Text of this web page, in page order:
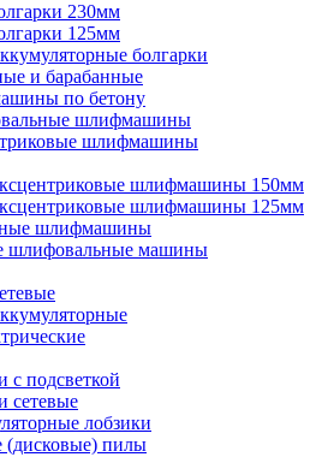
230мм
125мм
болгарки
и барабанные
по бетону
шлифмашины
шлифмашины
шлифмашины 150мм
шлифмашины 125мм
шлифмашины
шлифовальные машины
с подсветкой
сетевые
лобзики
(дисковые) пилы